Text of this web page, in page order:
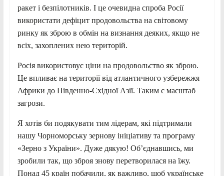
ракет і безпілотників. І це очевидна спроба Росії
використати дефіцит продовольства на світовому
ринку як зброю в обмін на визнання деяких, якщо не
всіх, захоплених нею територій.
Росія використовує ціни на продовольство як зброю.
Це впливає на території від атлантичного узбережжя
Африки до Південно-Східної Азії. Таким є масштаб
загрози.
Я хотів би подякувати тим лідерам, які підтримали
нашу Чорноморську зернову ініціативу та програму
«Зерно з України». Дуже дякую! Об’єднавшись, ми
зробили так, що зброя знову перетворилася на їжу.
Понад 45 країн побачили, як важливо, щоб українське